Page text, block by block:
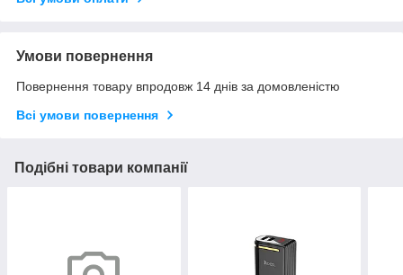
Умови повернення
Повернення товару впродовж 14 днів за домовленістю
Всі умови повернення
Подібні товари компанії